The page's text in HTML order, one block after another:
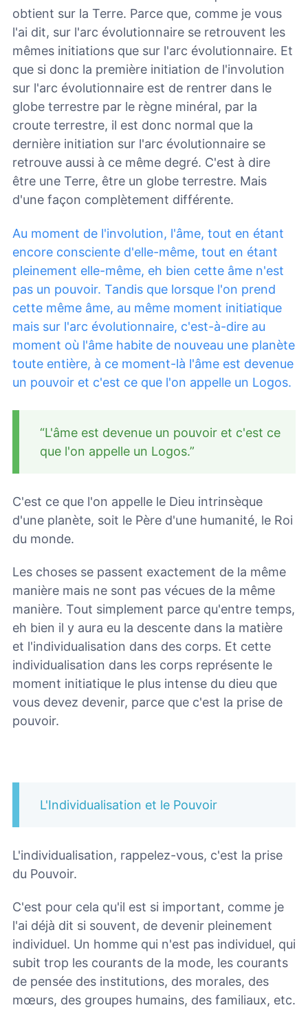
obtient sur la Terre. Parce que, comme je vous
l'ai dit, sur l'arc évolutionnaire se retrouvent les
mêmes initiations que sur l'arc évolutionnaire. Et
que si donc la première initiation de l'involution
sur l'arc évolutionnaire est de rentrer dans le
globe terrestre par le règne minéral, par la
croute terrestre, il est donc normal que la
dernière initiation sur l'arc évolutionnaire se
retrouve aussi à ce même degré. C'est à dire
être une Terre, être un globe terrestre. Mais
d'une façon complètement différente.
Au moment de l'involution, l'âme, tout en étant
encore consciente d'elle-même, tout en étant
pleinement elle-même, eh bien cette âme n'est
pas un pouvoir. Tandis que lorsque l'on prend
cette même âme, au même moment initiatique
mais sur l'arc évolutionnaire, c'est-à-dire au
moment où l'âme habite de nouveau une planète
toute entière, à ce moment-là l'âme est devenue
un pouvoir et c'est ce que l'on appelle un Logos.
“L'âme est devenue un pouvoir et c'est ce
que l'on appelle un Logos.”
C'est ce que l'on appelle le Dieu intrinsèque
d'une planète, soit le Père d'une humanité, le Roi
du monde.
Les choses se passent exactement de la même
manière mais ne sont pas vécues de la même
manière. Tout simplement parce qu'entre temps,
eh bien il y aura eu la descente dans la matière
et l'individualisation dans des corps. Et cette
individualisation dans les corps représente le
moment initiatique le plus intense du dieu que
vous devez devenir, parce que c'est la prise de
pouvoir.
L'Individualisation et le Pouvoir
L'individualisation, rappelez-vous, c'est la prise
du Pouvoir.
C'est pour cela qu'il est si important, comme je
l'ai déjà dit si souvent, de devenir pleinement
individuel. Un homme qui n'est pas individuel, qui
subit trop les courants de la mode, les courants
de pensée des institutions, des morales, des
mœurs, des groupes humains, des familiaux, etc.